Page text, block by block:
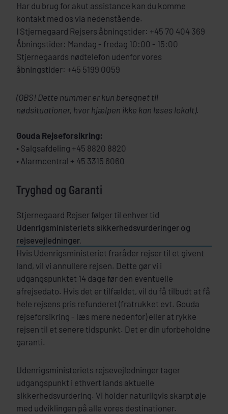
Har du brug for akut assistance kan du komme
kontakt med os via nedenstående.
I Stjernegaard Rejsers åbningstider: +45 70 404 369
Åbningstider: Mandag - fredag 10:00 - 15:00
Stjernegaards nødtelefon udenfor vores
åbningstider: +45 5199 0059
(OBS! Dette nummer er kun beregnet til
nødsituationer, hvor hjælpen ikke kan løses lokalt).
Gouda Rejseforsikring:
• Salgsafdeling +45 8820 8820
• Alarmcentral + 45 3315 6060
Tryghed og Garanti
Stjernegaard Rejser følger til enhver tid
Udenrigsministeriets sikkerhedsvurderinger og
rejsevejledninger.
Hvis Udenrigsministeriet fraråder rejser til et givent
land, vil vi annullere rejsen. Dette gør vi i
udgangspunktet 14 dage før den eventuelle
afrejsedato. Hvis det er tilfældet, vil du få tilbudt at få
hele rejsens pris refunderet (fratrukket evt. Gouda
rejseforsikring - læs mere nedenfor) eller at rykke
rejsen til et senere tidspunkt. Det er din uforbeholdne
garanti.
Udenrigsministeriets rejsevejledninger tager
udgangspunkt i ethvert lands aktuelle
sikkerhedsvurdering. Vi holder naturligvis skarpt øje
med udviklingen på alle vores destinationer.